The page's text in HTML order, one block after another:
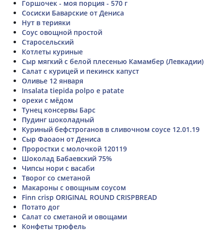
Горшочек - моя порция - 570 г
Сосиски Баварские от Дениса
Нут в терияки
Соус овощной простой
Старосельский
Котлеты куриные
Сыр мягкий с белой плесенью Камамбер (Левкадии)
Салат с курицей и пекинск капуст
Оливье 12 января
Insalata tiepida polpo e patate
орехи с мёдом
Тунец консервы Барс
Пудинг шоколадный
Куриный бефстроганов в сливочном соусе 12.01.19
Сыр Фаоаон от Дениса
Проростки с молочкой 120119
Шоколад Бабаевский 75%
Чипсы нори с васаби
Творог со сметаной
Макароны с овощным соусом
Finn crisp ORIGINAL ROUND CRISPBREAD
Потато дог
Салат со сметаной и овощами
Конфеты трюфель